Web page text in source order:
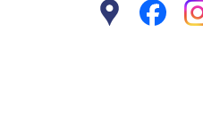
Google Map